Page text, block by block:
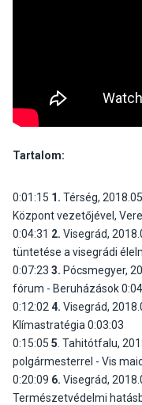
Tartalom:
0:01:15 1. Térség,
Központ vezetőjével,
0:04:31 2. Visegrád,
tüntetése a visegrádi
0:07:23 3. Pócsmegyer,
fórum - Beruházások
0:12:02 4. Visegrád,
Klímastratégia 0:03:03
0:15:05 5 . Tahitótfalu,
polgármesterrel - Vis
0:20:09 6. Visegrád,
Természetvédelmi